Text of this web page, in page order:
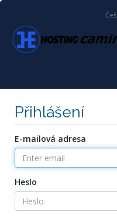
Přihlášení
E-mailová adresa
Heslo